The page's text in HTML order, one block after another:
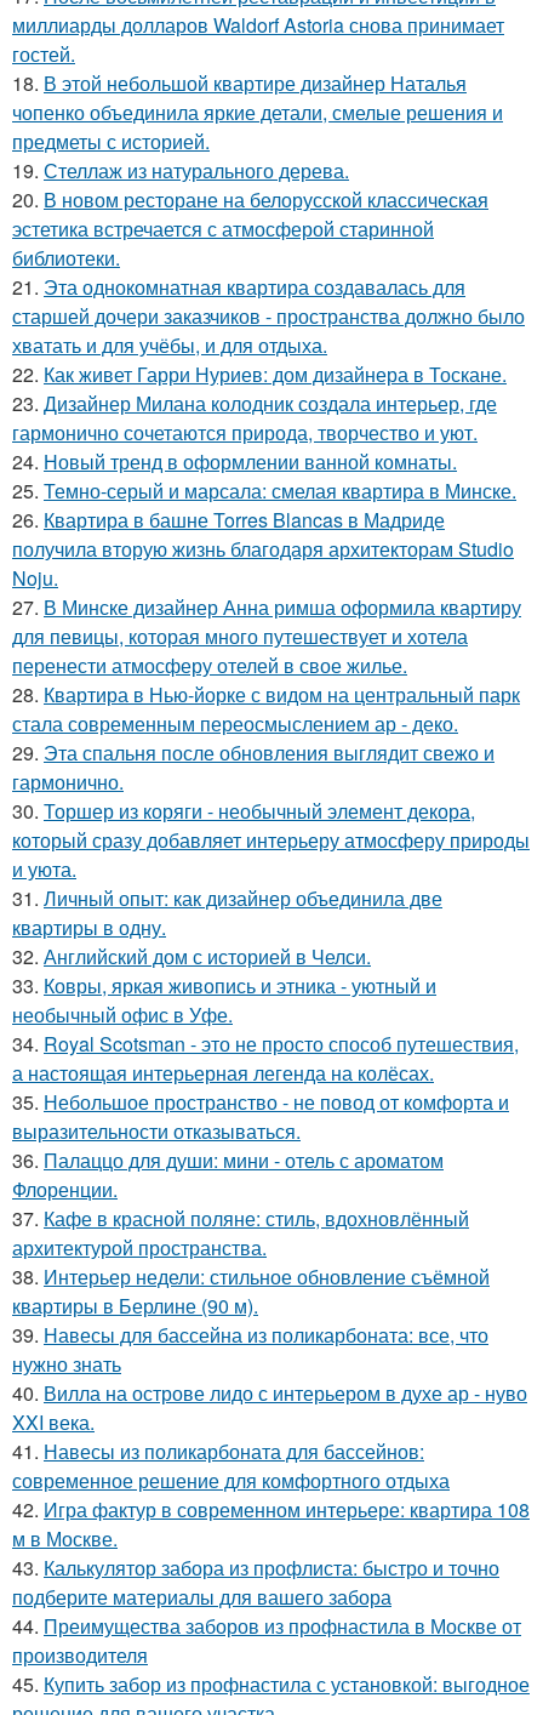
миллиарды долларов Waldorf Astoria снова принимает
гостей.
18. В этой небольшой квартире дизайнер Наталья
чопенко объединила яркие детали, смелые решения и
предметы с историей.
19. Стеллаж из натурального дерева.
20. В новом ресторане на белорусской классическая
эстетика встречается с атмосферой старинной
библиотеки.
21. Эта однокомнатная квартира создавалась для
старшей дочери заказчиков - пространства должно было
хватать и для учёбы, и для отдыха.
22. Как живет Гарри Нуриев: дом дизайнера в Тоскане.
23. Дизайнер Милана колодник создала интерьер, где
гармонично сочетаются природа, творчество и уют.
24. Новый тренд в оформлении ванной комнаты.
25. Темно-серый и марсала: смелая квартира в Минске.
26. Квартира в башне Torres Blancas в Мадриде
получила вторую жизнь благодаря архитекторам Studio
Noju.
27. В Минске дизайнер Анна римша оформила квартиру
для певицы, которая много путешествует и хотела
перенести атмосферу отелей в свое жилье.
28. Квартира в Нью-йорке с видом на центральный парк
стала современным переосмыслением ар - деко.
29. Эта спальня после обновления выглядит свежо и
гармонично.
30. Торшер из коряги - необычный элемент декора,
который сразу добавляет интерьеру атмосферу природы
и уюта.
31. Личный опыт: как дизайнер объединила две
квартиры в одну.
32. Английский дом с историей в Челси.
33. Ковры, яркая живопись и этника - уютный и
необычный офис в Уфе.
34. Royal Scotsman - это не просто способ путешествия,
а настоящая интерьерная легенда на колёсах.
35. Небольшое пространство - не повод от комфорта и
выразительности отказываться.
36. Палаццо для души: мини - отель с ароматом
Флоренции.
37. Кафе в красной поляне: стиль, вдохновлённый
архитектурой пространства.
38. Интерьер недели: стильное обновление съёмной
квартиры в Берлине (90 м).
39. Навесы для бассейна из поликарбоната: все, что
нужно знать
40. Вилла на острове лидо с интерьером в духе ар - нуво
XXI века.
41. Навесы из поликарбоната для бассейнов:
современное решение для комфортного отдыха
42. Игра фактур в современном интерьере: квартира 108
м в Москве.
43. Калькулятор забора из профлиста: быстро и точно
подберите материалы для вашего забора
44. Преимущества заборов из профнастила в Москве от
производителя
45. Купить забор из профнастила с установкой: выгодное